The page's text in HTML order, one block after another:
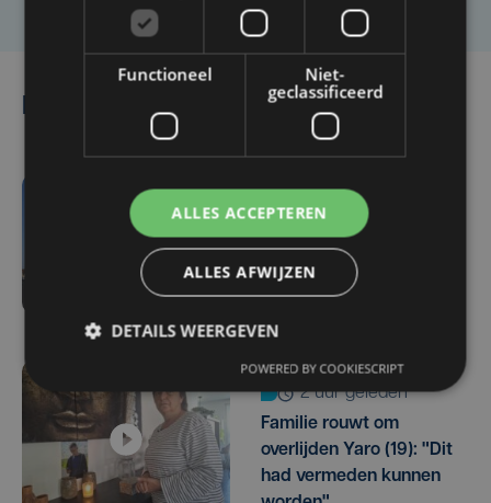
Lees ook
59 min. geleden
Parket in beroep tegen
vrijlating van Roemeense
moordverdachte
2 uur geleden
Familie rouwt om
overlijden Yaro (19): "Dit
had vermeden kunnen
Functioneel
Niet-
geclassificeerd
ALLES ACCEPTEREN
ALLES AFWIJZEN
DETAILS WEERGEVEN
POWERED BY COOKIESCRIPT